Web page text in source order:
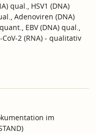
qual., HSV1 (DNA)
Adenoviren (DNA)
EBV (DNA) qual.,
CoV-2 (RNA) - qualitativ
im